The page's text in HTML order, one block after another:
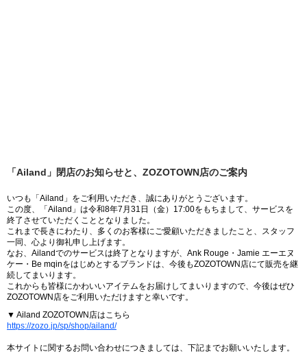
「Ailand」閉店のお知らせと、ZOZOTOWN店のご案内
いつも「Ailand」をご利用いただき、誠にありがとうございます。
この度、「Ailand」は令和8年7月31日（金）17:00をもちまして、サービスを
終了させていただくこととなりました。
これまで長きにわたり、多くのお客様にご愛顧いただきましたこと、スタッフ
一同、心より御礼申し上げます。
なお、Ailandでのサービスは終了となりますが、Ank Rouge・Jamie エーエヌ
ケー・Be mqinをはじめとするブランドは、今後もZOZOTOWN店にて販売を継
続してまいります。
これからも皆様にかわいいアイテムをお届けしてまいりますので、今後はぜひ
ZOZOTOWN店をご利用いただけますと幸いです。
▼ Ailand ZOZOTOWN店はこちら
https://zozo.jp/sp/shop/ailand/
本サイトに関するお問い合わせにつきましては、下記までお願いいたします。